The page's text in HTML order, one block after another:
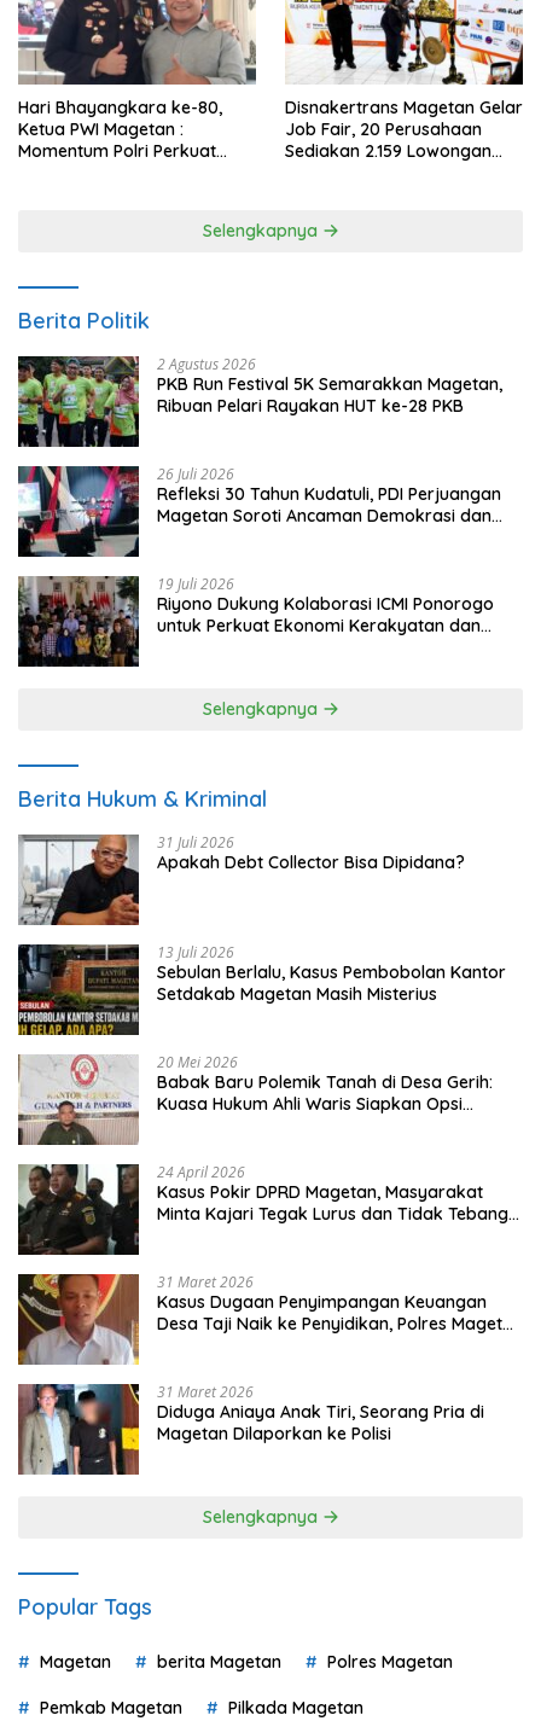
Hari Bhayangkara ke-80,
Ketua PWI Magetan :
Momentum Polri Perkuat
Disnakertrans Magetan Gelar
Job Fair, 20 Perusahaan
Sediakan 2.159 Lowongan
Selengkapnya
Berita Politik
2 Agustus 2026
PKB Run Festival 5K Semarakkan Magetan,
Ribuan Pelari Rayakan HUT ke-28 PKB
26 Juli 2026
Refleksi 30 Tahun Kudatuli, PDI Perjuangan
Magetan Soroti Ancaman Demokrasi dan
19 Juli 2026
Riyono Dukung Kolaborasi ICMI Ponorogo
untuk Perkuat Ekonomi Kerakyatan dan
Selengkapnya
Berita Hukum & Kriminal
31 Juli 2026
Apakah Debt Collector Bisa Dipidana?
13 Juli 2026
Sebulan Berlalu, Kasus Pembobolan Kantor
Setdakab Magetan Masih Misterius
20 Mei 2026
Babak Baru Polemik Tanah di Desa Gerih:
Kuasa Hukum Ahli Waris Siapkan Opsi
24 April 2026
Kasus Pokir DPRD Magetan, Masyarakat
Minta Kajari Tegak Lurus dan Tidak Tebang
31 Maret 2026
Kasus Dugaan Penyimpangan Keuangan
Desa Taji Naik ke Penyidikan, Polres Magetan
31 Maret 2026
Diduga Aniaya Anak Tiri, Seorang Pria di
Magetan Dilaporkan ke Polisi
Selengkapnya
Popular Tags
Magetan berita Magetan Polres Magetan
Pemkab Magetan Pilkada Magetan